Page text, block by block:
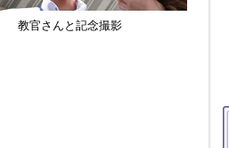
教官さんと記念撮影